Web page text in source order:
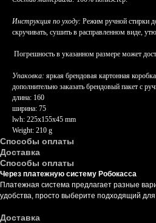
Инструкция по уходу: Режим ручной стирки
скручивать, сушить в расправленном виде,
Погрешность в указанном размере может
Упаковка: яркая брендовая картонная
дополнительно заказать брендовый пакет с
длина: 160
ширина: 75
lwh: 225x155x45 mm
Weight: 210 g
Способы оплаты
Доставка
Способы оплаты
Через платежную систему Робокасса
Платежная система предлагает разные
удобства, просто выберите подходящий для
Доставка